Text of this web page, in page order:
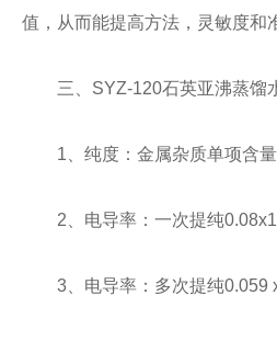
值，从而能提高方法，灵敏度和
三、SYZ-120石英亚沸蒸馏
1、纯度：金属杂质单项含量
2、电导率：一次提纯
3、电导率：多次提纯0.059